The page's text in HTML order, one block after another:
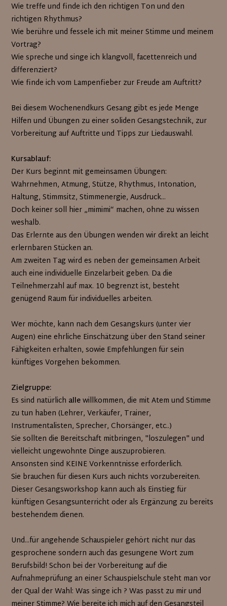
Wie treffe und finde ich den richtigen Ton und den
richtigen Rhythmus?
Wie berühre und fessele ich mit meiner Stimme und meinem
Vortrag?
Wie spreche und singe ich klangvoll, facettenreich und
differenziert?
Wie finde ich vom Lampenfieber zur Freude am Auftritt?
Bei diesem Wochenendkurs Gesang gibt es jede Menge
Hilfen und Übungen zu einer soliden Gesangstechnik, zur
Vorbereitung auf Auftritte und Tipps zur Liedauswahl.
Kursablauf:
Der Kurs beginnt mit gemeinsamen Übungen:
Wahrnehmen, Atmung, Stütze, Rhythmus, Intonation,
Haltung, Stimmsitz, Stimmenergie, Ausdruck...
Doch keiner soll hier „mimimi“ machen, ohne zu wissen
weshalb.
Das Erlernte aus den Übungen wenden wir direkt an leicht
erlernbaren Stücken an.
Am zweiten Tag wird es neben der gemeinsamen Arbeit
auch eine individuelle Einzelarbeit geben. Da die
Teilnehmerzahl auf max. 10 begrenzt ist, besteht
genügend Raum für individuelles arbeiten.
Wer möchte, kann nach dem Gesangskurs (unter vier
Augen) eine ehrliche Einschätzung über den Stand seiner
Fähigkeiten erhalten, sowie Empfehlungen für sein
künftiges Vorgehen bekommen.
Zielgruppe:
Es sind natürlich allewillkommen, die mit Atem und Stimme
zu tun haben (Lehrer, Verkäufer, Trainer,
Instrumentalisten, Sprecher, Chorsänger, etc..)
Sie sollten die Bereitschaft mitbringen, "loszulegen" und
vielleicht ungewohnte Dinge auszuprobieren.
Ansonsten sind KEINE Vorkenntnisse erforderlich.
Sie brauchen für diesen Kurs auch nichts vorzubereiten.
Dieser Gesangsworkshop kann auch als Einstieg für
künftigen Gesangsunterricht oder als Ergänzung zu bereits
bestehendem dienen.
Und...für angehende Schauspieler gehört nicht nur das
gesprochene sondern auch das gesungene Wort zum
Berufsbild! Schon bei der Vorbereitung auf die
Aufnahmeprüfung an einer Schauspielschule steht man vor
der Qual der Wahl: Was singe ich ? Was passt zu mir und